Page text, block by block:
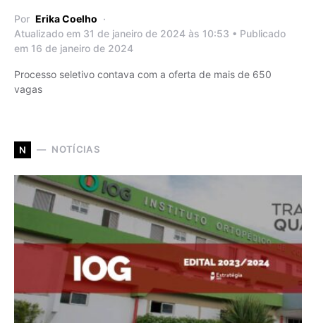
Por Erika Coelho
Atualizado em 31 de janeiro de 2024 às 10:53 • Publicado
em 16 de janeiro de 2024
Processo seletivo contava com a oferta de mais de 650
vagas
N NOTÍCIAS